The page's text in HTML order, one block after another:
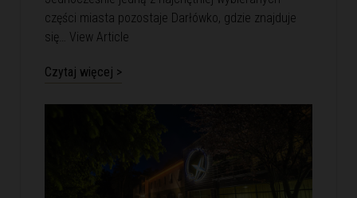
części miasta pozostaje Darłówko, gdzie znajduje
się… View Article
Czytaj więcej >